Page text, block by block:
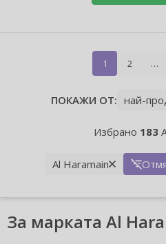
1 2 …
ПОКАЖИ ОТ:
Избрано 183
Al Haramain
За марката Al